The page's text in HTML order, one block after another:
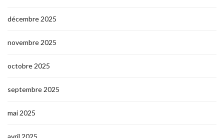
décembre 2025
novembre 2025
octobre 2025
septembre 2025
mai 2025
avril 2025